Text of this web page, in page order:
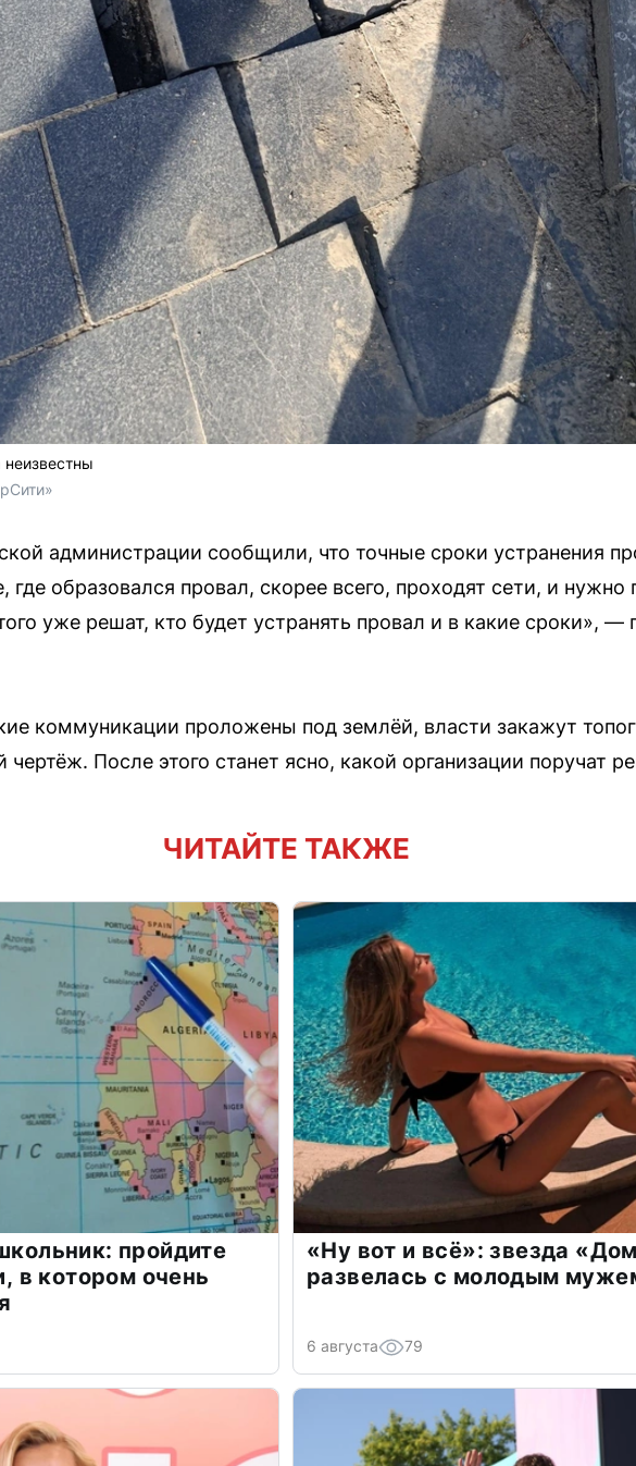
администрации сообщили, что точные сроки устранения
где образовался провал, скорее всего, проходят сети, и нужно
уже решат, кто будет устранять провал и в какие сроки», —
коммуникации проложены под землёй, власти закажут
После этого станет ясно, какой организации поручат
ЧИТАЙТЕ ТАКЖЕ
пройдите
в котором очень
«Ну вот и всё»: звезда
развелась с молодым
6 августа 79